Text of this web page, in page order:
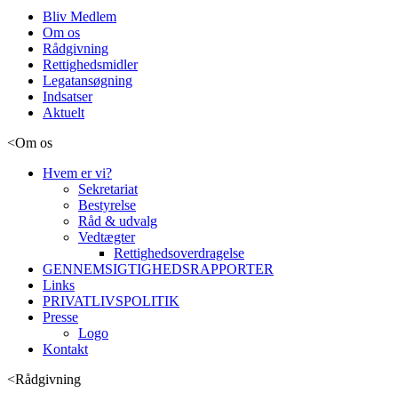
Bliv Medlem
Om os
Rådgivning
Rettighedsmidler
Legatansøgning
Indsatser
Aktuelt
<Om os
Hvem er vi?
Sekretariat
Bestyrelse
Råd & udvalg
Vedtægter
Rettighedsoverdragelse
GENNEMSIGTIGHEDSRAPPORTER
Links
PRIVATLIVSPOLITIK
Presse
Logo
Kontakt
<Rådgivning